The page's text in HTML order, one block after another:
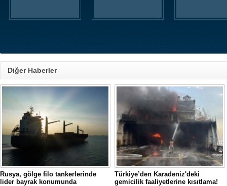
Diğer Haberler
Rusya, gölge filo tankerlerinde
lider bayrak konumunda
Türkiye’den Karadeniz'deki
gemicilik faaliyetlerine kısıtlama!